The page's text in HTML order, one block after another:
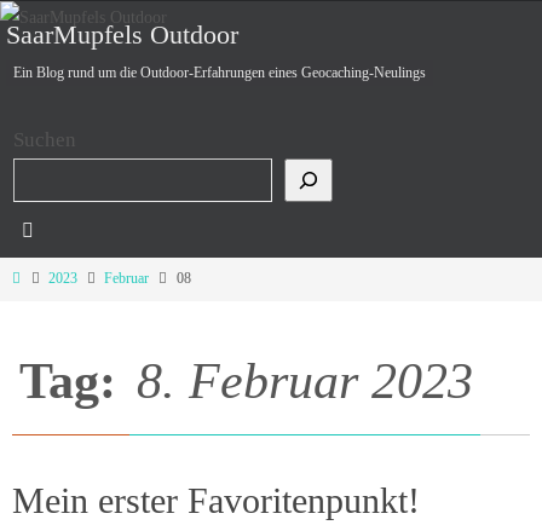
Zum
Inhalt
springen
SaarMupfels Outdoor
Ein Blog rund um die Outdoor-Erfahrungen eines Geocaching-Neulings
Suchen
Start2023 Februar 08
Tag: 8. Februar 2023
Mein erster Favoritenpunkt!